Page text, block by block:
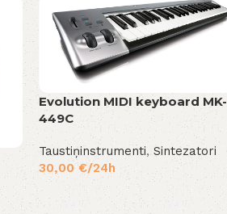
Evolution MIDI keyboard MK-
449C
Taustiņinstrumenti,Sintezatori
30,00€/24h